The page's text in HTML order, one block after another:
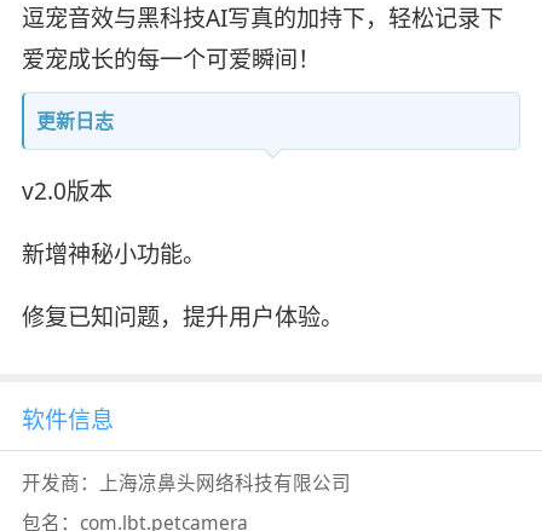
逗宠音效与黑科技AI写真的加持下，轻松记录下
爱宠成长的每一个可爱瞬间！
更新日志
v2.0版本
新增神秘小功能。
修复已知问题，提升用户体验。
软件信息
开发商： 上海凉鼻头网络科技有限公司
包名： com.lbt.petcamera